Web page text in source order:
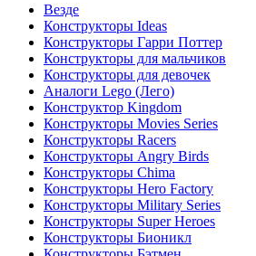
Везде
Конструкторы Ideas
Конструкторы Гарри Поттер
Конструкторы для мальчиков
Конструкторы для девочек
Аналоги Lego (Лего)
Конструктор Kingdom
Конструкторы Movies Series
Конструкторы Racers
Конструкторы Angry Birds
Конструкторы Chima
Конструкторы Hero Factory
Конструкторы Military Series
Конструкторы Super Heroes
Конструкторы Бионикл